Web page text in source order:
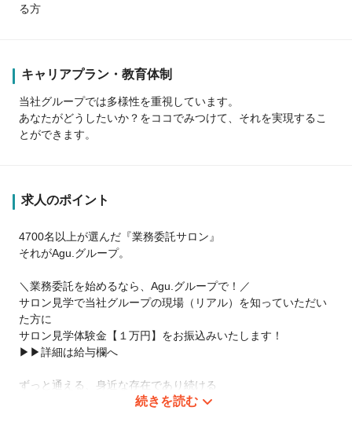
る方
キャリアプラン・教育体制
当社グループでは多様性を重視しています。
あなたがどうしたいか？をココでみつけて、それを実現するこ
とができます。
求人のポイント
4700名以上が選んだ『業務委託サロン』
それがAgu.グループ。
＼業務委託を始めるなら、Agu.グループで！／
サロン見学で当社グループの現場（リアル）を知っていただい
た方に
サロン見学体験金【１万円】をお振込みいたします！
▶▶詳細は給与欄へ
ずっと通える、身近な存在であり続ける
2009年の1号店OPENから現在までで全国1100店舗以上展開
続きを読む